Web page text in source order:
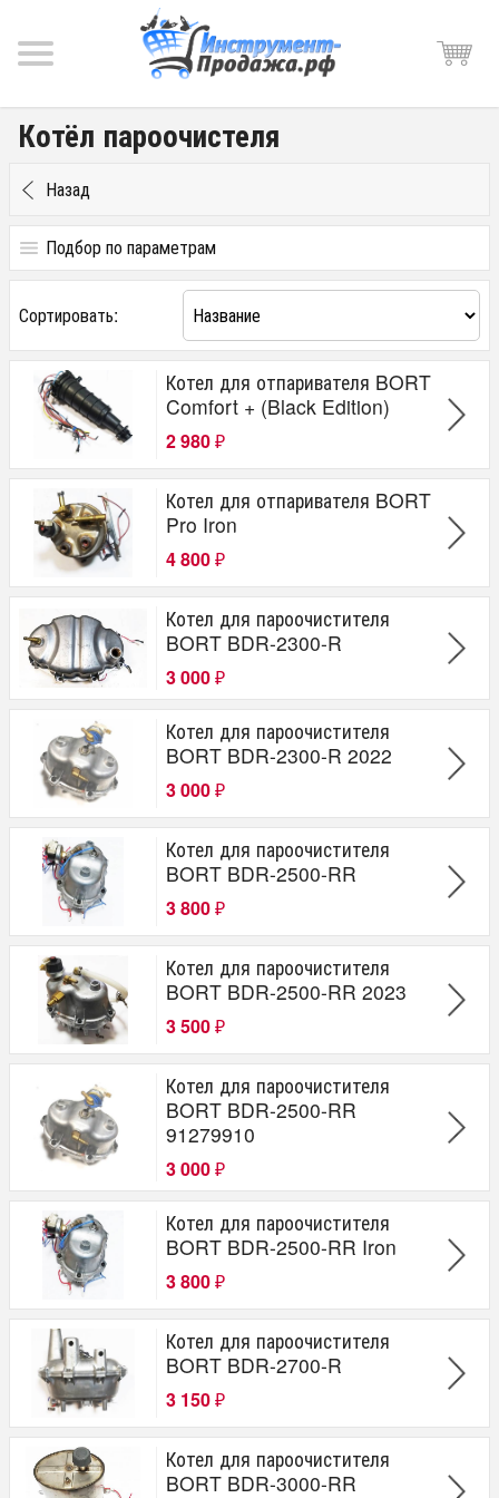
Котёл пароочистеля
Назад
Подбор по параметрам
Цена
от до
Производитель
BORT
Тип инструмента
ПАРООЧИСТИТЕЛЬ
ОТПАРИВАТЕЛЬ
Модель
BDR-2500-RR 91279910
Сортировать:
Котел для отпаривателя BORT
Comfort + (Black Edition)
2 980 ₽
Котел для отпаривателя BORT
Pro Iron
4 800 ₽
Котел для пароочистителя
BORT BDR-2300-R
3 000 ₽
Котел для пароочистителя
BORT BDR-2300-R 2022
3 000 ₽
Котел для пароочистителя
BORT BDR-2500-RR
3 800 ₽
Котел для пароочистителя
BORT BDR-2500-RR 2023
3 500 ₽
Котел для пароочистителя
BORT BDR-2500-RR
91279910
3 000 ₽
Котел для пароочистителя
BORT BDR-2500-RR Iron
3 800 ₽
Котел для пароочистителя
BORT BDR-2700-R
3 150 ₽
Котел для пароочистителя
BORT BDR-3000-RR